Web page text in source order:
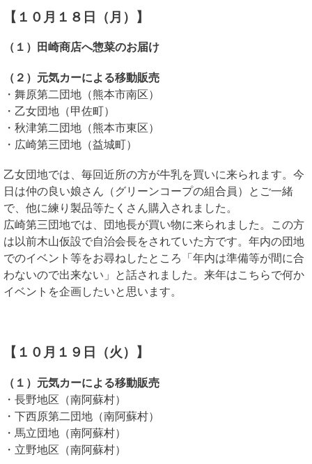
【１０月１８日（月）】
（１）田崎商店へ惣菜のお届け
（２）元気カーによる移動販売
・舞原第二団地（熊本市南区）
・乙女団地（甲佐町）
・秋津第二団地（熊本市東区）
・広崎第三団地（益城町）
乙女団地では、 毎回近所の方が牛乳を買いに来られます。今
日は仲の良い娘さん（グリーンコープの組合員）とご一緒
で、他に練り製品等たくさん購入されました。
広崎第三団地では、団地長が買い物に来られました。この方
は以前木山仮設で自治会長をされていた方です。年内の団地
でのイベント等をお尋ねしたところ「年内は準備等が間に合
わないので出来ない」と話されました。来年はこちらで何か
イベントを企画したいと思います。
【１０月１９日（火）】
（１）元気カーによる移動販売
・長野地区（南阿蘇村）
・下西原第二団地（南阿蘇村）
・馬立団地（南阿蘇村）
・立野地区（南阿蘇村）